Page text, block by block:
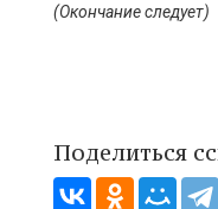
(Окончание следует)
Поделиться